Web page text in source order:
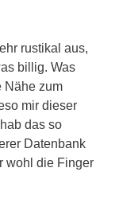
rustikal aus,
billig. Was
Nähe zum
mir dieser
das so
Datenbank
wohl die Finger